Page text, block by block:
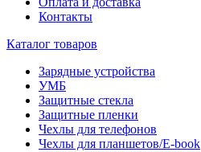
Контакты
Каталог товаров
Зарядные устройства
УМБ
Защитные стекла
Защитные пленки
Чехлы для телефонов
Чехлы для планшетов/E-book